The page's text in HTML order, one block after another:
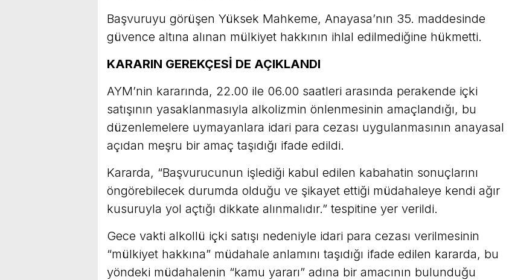
Başvuruyu görüşen Yüksek Mahkeme, Anayasa’nın 35. maddesinde
güvence altına alınan mülkiyet hakkının ihlal edilmediğine hükmetti.
KARARIN GEREKÇESİ DE AÇIKLANDI
AYM’nin kararında, 22.00 ile 06.00 saatleri arasında perakende içki
satışının yasaklanmasıyla alkolizmin önlenmesinin amaçlandığı, bu
düzenlemelere uymayanlara idari para cezası uygulanmasının anayasal
açıdan meşru bir amaç taşıdığı ifade edildi.
Kararda, “Başvurucunun işlediği kabul edilen kabahatin sonuçlarını
öngörebilecek durumda olduğu ve şikayet ettiği müdahaleye kendi ağır
kusuruyla yol açtığı dikkate alınmalıdır.” tespitine yer verildi.
Gece vakti alkollü içki satışı nedeniyle idari para cezası verilmesinin
“mülkiyet hakkına” müdahale anlamını taşıdığı ifade edilen kararda, bu
yöndeki müdahalenin “kamu yararı” adına bir amacının bulunduğu